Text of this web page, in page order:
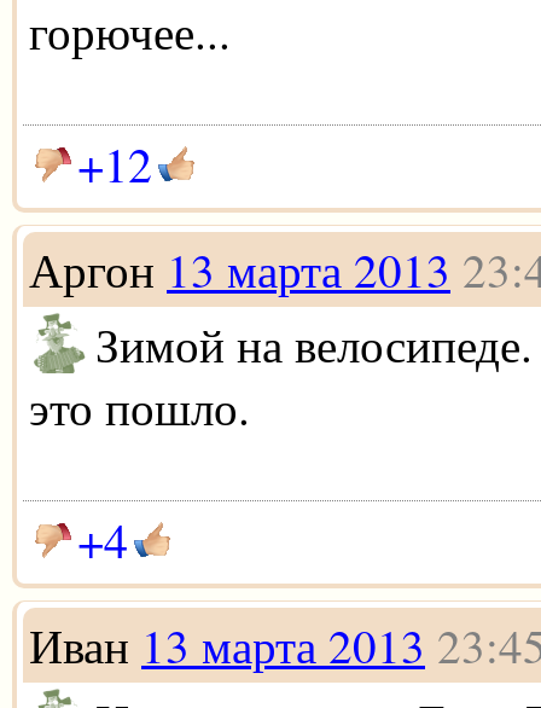
горючее...
+12
Аргон 13 марта 2013
Зимой на
это пошло.
+4
Иван 13 марта 2013